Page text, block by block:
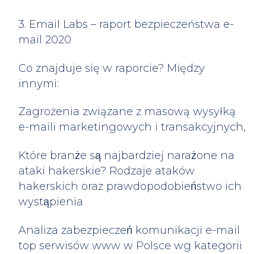
3. Email Labs – raport bezpieczeństwa e-
mail 2020
Co znajduje się w raporcie? Między
innymi:
Zagrożenia związane z masową wysyłką
e-maili marketingowych i transakcyjnych,
Które branże są najbardziej narażone na
ataki hakerskie? Rodzaje ataków
hakerskich oraz prawdopodobieństwo ich
wystąpienia
Analiza zabezpieczeń komunikacji e-mail
top serwisów www w Polsce wg kategorii